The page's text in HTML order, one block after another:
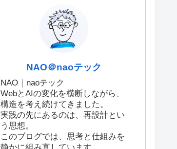
NAO＠naoテック
NAO｜naoテック
WebとAIの変化を横断しながら、
構造を考え続けてきました。
実践の先にあるのは、再設計とい
う思想。
このブログでは、思考と仕組みを